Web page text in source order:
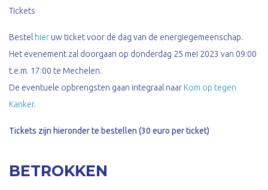
Tickets
Bestel hier uw ticket voor de dag van de energiegemeenschap.
Het evenement zal doorgaan op donderdag 25 mei 2023 van 09:00
t.e.m. 17:00 te Mechelen.
De eventuele opbrengsten gaan integraal naar Kom op tegen
Kanker.
Tickets zijn hieronder te bestellen (30 euro per ticket)
BETROKKEN